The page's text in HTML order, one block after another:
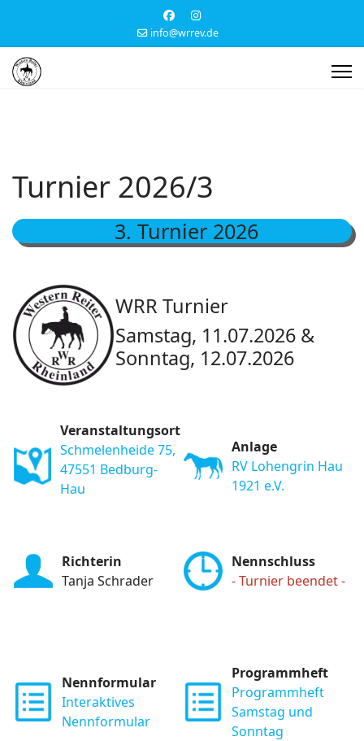
info@wrrev.de
Turnier 2026/3
3. Turnier 2026
WRR Turnier
Samstag, 11.07.2026 &
Sonntag, 12.07.2026
Veranstaltungsort
Schmelenheide 75,
47551 Bedburg-
Hau
Anlage
RV Lohengrin Hau
1921 e.V.
Richterin
Tanja Schrader
Nennschluss
- Turnier beendet -
Nennformular
Interaktives
Nennformular
Programmheft
Programmheft
Samstag und
Sonntag